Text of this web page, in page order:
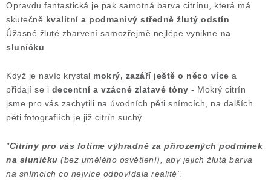
Opravdu fantastická je pak samotná barva citrínu, která má
skutečně kvalitní a podmanivý středně žlutý odstín
Úžasné žluté zbarvení samozřejmě nejlépe vynikne na
sluníčku
Když je navíc krystal mokrý, zazáří ještě o něco více a
přidají se i decentní a vzácné zlatavé tóny - Mokrý citrín
jsme pro vás zachytili na úvodních pěti snímcích, na dalších
pěti fotografiích je již citrín suchý.
"Citríny pro vás fotíme výhradně za přirozených podmínek
na sluníčku (bez umělého osvětlení), aby jejich žlutá barva
na snímcích co nejvíce odpovídala realitě".